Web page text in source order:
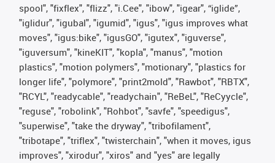
spool", "fixflex", "flizz", "i.Cee", "ibow", "igear", “iglide”,
"iglidur", "igubal", "igumid", "igus", "igus improves what
moves", "igus:bike", "igusGO", "igutex", "iguverse",
"iguversum", "kineKIT", "kopla", "manus", "motion
plastics", "motion polymers", "motionary", "plastics for
longer life", "polymore", "print2mold", "Rawbot", "RBTX",
"RCYL", "readycable", "readychain", "ReBeL", "ReCyycle",
"reguse", "robolink", "Rohbot", "savfe", "speedigus",
"superwise", "take the dryway", "tribofilament",
"tribotape", "triflex", "twisterchain", "when it moves, igus
improves", "xirodur", "xiros" and "yes" are legally